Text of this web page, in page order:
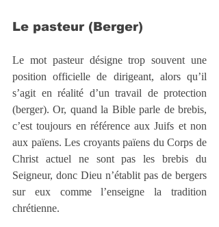
Le pasteur (Berger)
Le mot pasteur désigne trop souvent une
position officielle de dirigeant, alors qu’il
s’agit en réalité d’un travail de protection
(berger). Or, quand la Bible parle de brebis,
c’est toujours en référence aux Juifs et non
aux païens. Les croyants païens du Corps de
Christ actuel ne sont pas les brebis du
Seigneur, donc Dieu n’établit pas de bergers
sur eux comme l’enseigne la tradition
chrétienne.